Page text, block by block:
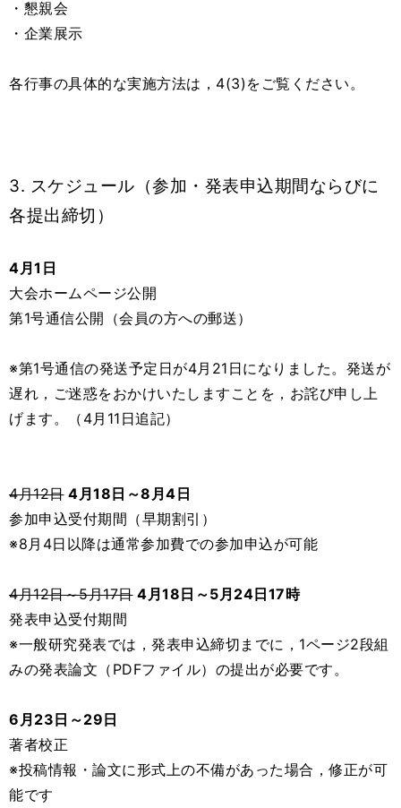
・懇親会
・企業展示
各行事の具体的な実施方法は，4(3)をご覧ください。
3. スケジュール（参加・発表申込期間ならびに
各提出締切）
4月1日
大会ホームページ公開
第1号通信公開（会員の方への郵送）
※第1号通信の発送予定日が4月21日になりました。発送が
遅れ，ご迷惑をおかけいたしますことを，お詫び申し上
げます。（4月11日追記）
4月12日4月18日～8月4日
参加申込受付期間（早期割引）
※8月4日以降は通常参加費での参加申込が可能
4月12日～5月17日4月18日～5月24日17時
発表申込受付期間
※一般研究発表では，発表申込締切までに，1ページ2段組
みの発表論文（PDFファイル）の提出が必要です。
6月23日～29日
著者校正
※投稿情報・論文に形式上の不備があった場合，修正が可
能です